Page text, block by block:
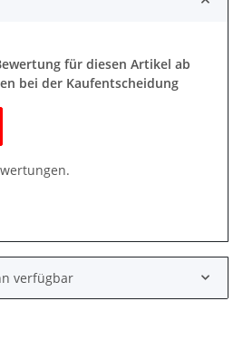
für diesen Artikel ab
bei der Kaufentscheidung
verfügbar